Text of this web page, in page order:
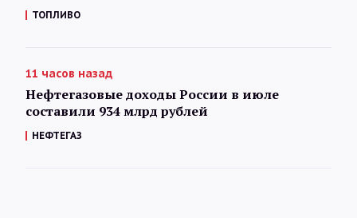
ТОПЛИВО
11 часов назад
Нефтегазовые доходы России в июле
составили 934 млрд рублей
НЕФТЕГАЗ